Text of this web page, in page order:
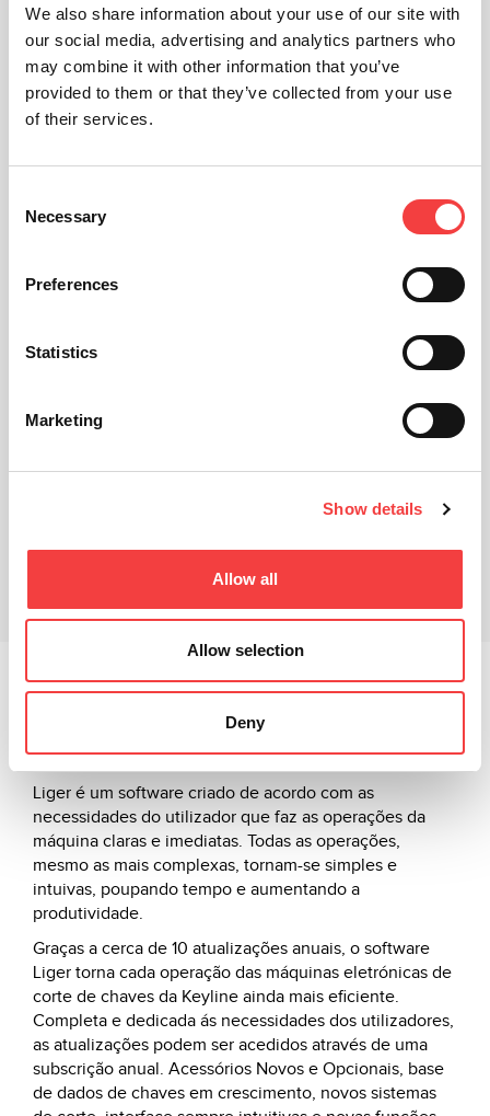
We also share information about your use of our site with
our social media, advertising and analytics partners who
may combine it with other information that you’ve
provided to them or that they’ve collected from your use
of their services.
Selection
Necessary
Preferences
Statistics
Marketing
Show details
Allow all
Allow selection
Deny
Produtos relacionados
Downloads
O poder e precisão das máquinas eletrónicas de corte
software desenhado e desenvolvido completamente
pelo sector R&D da empresa.
Liger é um software criado de acordo com as
necessidades do utilizador que faz as operações da
máquina claras e imediatas. Todas as operações,
mesmo as mais complexas, tornam-se simples e
intuivas, poupando tempo e aumentando a
produtividade.
Graças a cerca de 10 atualizações anuais, o software
Liger torna cada operação das máquinas eletrónicas de
corte de chaves da Keyline ainda mais eficiente.
Completa e dedicada ás necessidades dos utilizadores,
as atualizações podem ser acedidos através de uma
subscrição anual. Acessórios Novos e Opcionais, base
de dados de chaves em crescimento, novos sistemas